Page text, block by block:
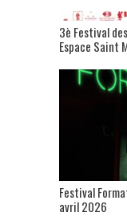
3è Festival
Espace Saint
Festival
avril 2026